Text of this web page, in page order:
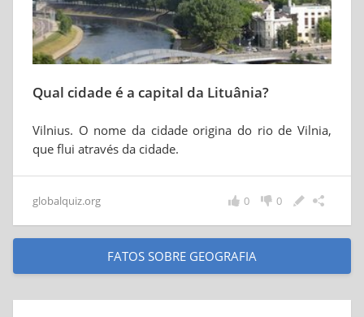
Qual cidade é a capital da Lituânia?
Vilnius. O nome da cidade origina do rio de Vilnia,
que flui através da cidade.
globalquiz.org 0
0
FATOS SOBRE GEOGRAFIA